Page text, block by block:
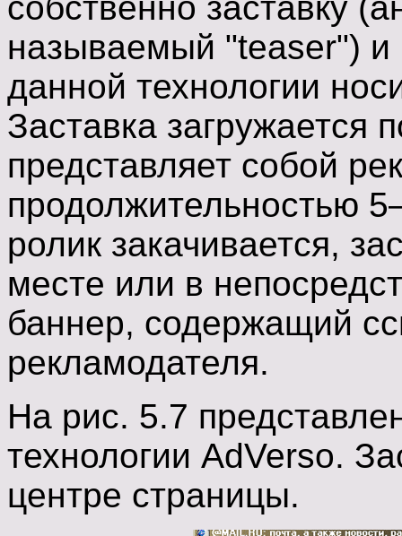
называемый "teaser") и
данной технологии
Заставка загружается
представляет собой
продолжительностью
ролик закачивается,
месте или в
баннер, содержащий
рекламодателя.
На рис. 5.7
технологии AdVerso.
центре страницы.